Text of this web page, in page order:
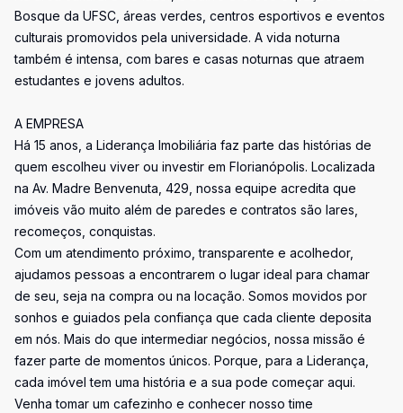
Bosque da UFSC, áreas verdes, centros esportivos e eventos
culturais promovidos pela universidade. A vida noturna
também é intensa, com bares e casas noturnas que atraem
estudantes e jovens adultos.
A EMPRESA
Há 15 anos, a Liderança Imobiliária faz parte das histórias de
quem escolheu viver ou investir em Florianópolis. Localizada
na Av. Madre Benvenuta, 429, nossa equipe acredita que
imóveis vão muito além de paredes e contratos são lares,
recomeços, conquistas.
Com um atendimento próximo, transparente e acolhedor,
ajudamos pessoas a encontrarem o lugar ideal para chamar
de seu, seja na compra ou na locação. Somos movidos por
sonhos e guiados pela confiança que cada cliente deposita
em nós. Mais do que intermediar negócios, nossa missão é
fazer parte de momentos únicos. Porque, para a Liderança,
cada imóvel tem uma história e a sua pode começar aqui.
Venha tomar um cafezinho e conhecer nosso time